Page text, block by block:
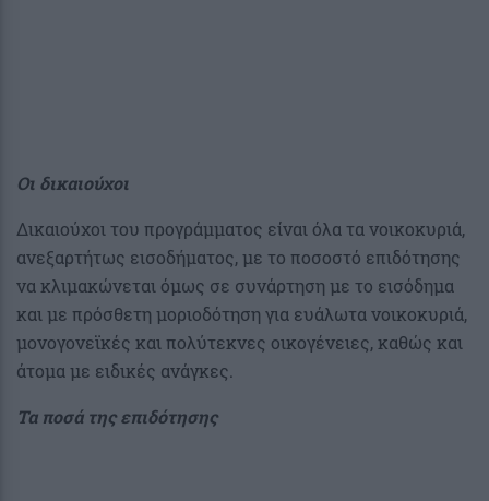
Οι δικαιούχοι
Δικαιούχοι του προγράμματος είναι όλα τα νοικοκυριά,
ανεξαρτήτως εισοδήματος, με το ποσοστό επιδότησης
να κλιμακώνεται όμως σε συνάρτηση με το εισόδημα
και με πρόσθετη μοριοδότηση για ευάλωτα νοικοκυριά,
μονογονεϊκές και πολύτεκνες οικογένειες, καθώς και
άτομα με ειδικές ανάγκες.
Τα ποσά της επιδότησης